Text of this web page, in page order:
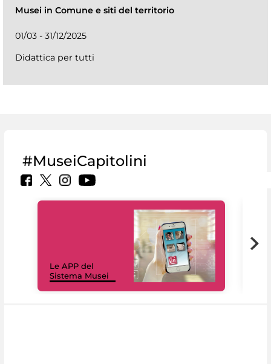
Musei in Comune e siti del territorio
01/03 - 31/12/2025
Didattica per tutti
#MuseiCapitolini
Le APP del
Sistema Musei